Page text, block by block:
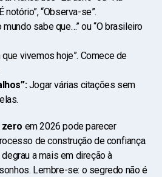
notório”, “Observa-se”.
mundo sabe que…” ou “O brasileiro
vivemos hoje”. Comece de
Jogar várias citações sem
zero em 2026 pode parecer
de construção de confiança.
a mais em direção à
Lembre-se: o segredo não é